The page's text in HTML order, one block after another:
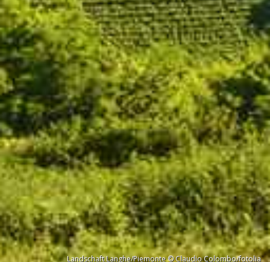
Landschaft Langhe/Piemonte © Claudio Colombo/fotolia